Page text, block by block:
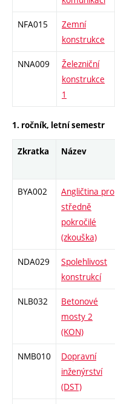
NFA015
Zemní
konstrukce
NNA009
Železniční
konstrukce
1
1. ročník, letní semestr
Zkratka Název
BYA002
Angličtina pro
středně
pokročilé
(zkouška)
NDA029
Spolehlivost
konstrukcí
NLB032
Betonové
mosty 2
(KON)
NMB010
Dopravní
inženýrství
(DST)